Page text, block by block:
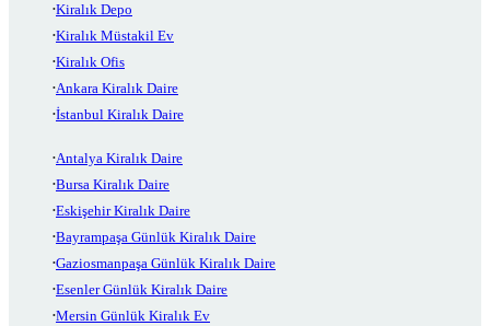
Kiralık Depo
Kiralık Müstakil Ev
Kiralık Ofis
Ankara Kiralık Daire
İstanbul Kiralık Daire
Antalya Kiralık Daire
Bursa Kiralık Daire
Eskişehir Kiralık Daire
Bayrampaşa Günlük Kiralık Daire
Gaziosmanpaşa Günlük Kiralık Daire
Esenler Günlük Kiralık Daire
Mersin Günlük Kiralık Ev